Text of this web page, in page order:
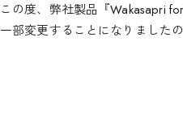
この度、弊社製品『Wakasapri
一部変更することになりました